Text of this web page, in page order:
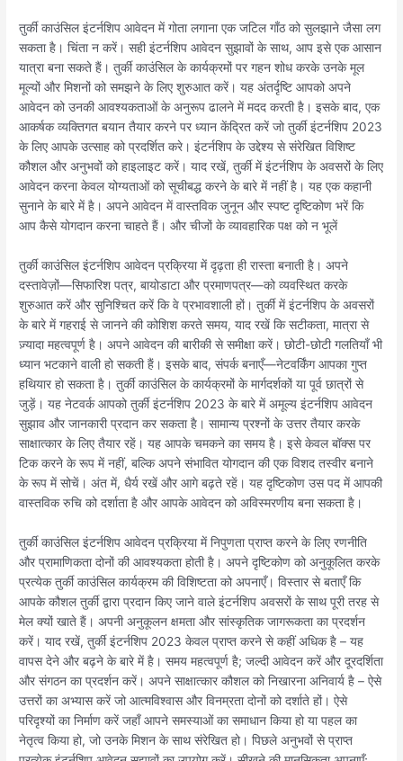
तुर्की काउंसिल इंटर्नशिप आवेदन में गोता लगाना एक जटिल गाँठ को सुलझाने जैसा लग
सकता है। चिंता न करें। सही इंटर्नशिप आवेदन सुझावों के साथ, आप इसे एक आसान
यात्रा बना सकते हैं। तुर्की काउंसिल के कार्यक्रमों पर गहन शोध करके उनके मूल
मूल्यों और मिशनों को समझने के लिए शुरुआत करें। यह अंतर्दृष्टि आपको अपने
आवेदन को उनकी आवश्यकताओं के अनुरूप ढालने में मदद करती है। इसके बाद, एक
आकर्षक व्यक्तिगत बयान तैयार करने पर ध्यान केंद्रित करें जो तुर्की इंटर्नशिप 2023
के लिए आपके उत्साह को प्रदर्शित करे। इंटर्नशिप के उद्देश्य से संरेखित विशिष्ट
कौशल और अनुभवों को हाइलाइट करें। याद रखें, तुर्की में इंटर्नशिप के अवसरों के लिए
आवेदन करना केवल योग्यताओं को सूचीबद्ध करने के बारे में नहीं है। यह एक कहानी
सुनाने के बारे में है। अपने आवेदन में वास्तविक जुनून और स्पष्ट दृष्टिकोण भरें कि
आप कैसे योगदान करना चाहते हैं। और चीजों के व्यावहारिक पक्ष को न भूलें
तुर्की काउंसिल इंटर्नशिप आवेदन प्रक्रिया में दृढ़ता ही रास्ता बनाती है। अपने
दस्तावेज़ों—सिफारिश पत्र, बायोडाटा और प्रमाणपत्र—को व्यवस्थित करके
शुरुआत करें और सुनिश्चित करें कि वे प्रभावशाली हों। तुर्की में इंटर्नशिप के अवसरों
के बारे में गहराई से जानने की कोशिश करते समय, याद रखें कि सटीकता, मात्रा से
ज़्यादा महत्वपूर्ण है। अपने आवेदन की बारीकी से समीक्षा करें। छोटी-छोटी गलतियाँ भी
ध्यान भटकाने वाली हो सकती हैं। इसके बाद, संपर्क बनाएँ—नेटवर्किंग आपका गुप्त
हथियार हो सकता है। तुर्की काउंसिल के कार्यक्रमों के मार्गदर्शकों या पूर्व छात्रों से
जुड़ें। यह नेटवर्क आपको तुर्की इंटर्नशिप 2023 के बारे में अमूल्य इंटर्नशिप आवेदन
सुझाव और जानकारी प्रदान कर सकता है। सामान्य प्रश्नों के उत्तर तैयार करके
साक्षात्कार के लिए तैयार रहें। यह आपके चमकने का समय है। इसे केवल बॉक्स पर
टिक करने के रूप में नहीं, बल्कि अपने संभावित योगदान की एक विशद तस्वीर बनाने
के रूप में सोचें। अंत में, धैर्य रखें और आगे बढ़ते रहें। यह दृष्टिकोण उस पद में आपकी
वास्तविक रुचि को दर्शाता है और आपके आवेदन को अविस्मरणीय बना सकता है।
तुर्की काउंसिल इंटर्नशिप आवेदन प्रक्रिया में निपुणता प्राप्त करने के लिए रणनीति
और प्रामाणिकता दोनों की आवश्यकता होती है। अपने दृष्टिकोण को अनुकूलित करके
प्रत्येक तुर्की काउंसिल कार्यक्रम की विशिष्टता को अपनाएँ। विस्तार से बताएँ कि
आपके कौशल तुर्की द्वारा प्रदान किए जाने वाले इंटर्नशिप अवसरों के साथ पूरी तरह से
मेल क्यों खाते हैं। अपनी अनुकूलन क्षमता और सांस्कृतिक जागरूकता का प्रदर्शन
करें। याद रखें, तुर्की इंटर्नशिप 2023 केवल प्राप्त करने से कहीं अधिक है – यह
वापस देने और बढ़ने के बारे में है। समय महत्वपूर्ण है; जल्दी आवेदन करें और दूरदर्शिता
और संगठन का प्रदर्शन करें। अपने साक्षात्कार कौशल को निखारना अनिवार्य है – ऐसे
उत्तरों का अभ्यास करें जो आत्मविश्वास और विनम्रता दोनों को दर्शाते हों। ऐसे
परिदृश्यों का निर्माण करें जहाँ आपने समस्याओं का समाधान किया हो या पहल का
नेतृत्व किया हो, जो उनके मिशन के साथ संरेखित हो। पिछले अनुभवों से प्राप्त